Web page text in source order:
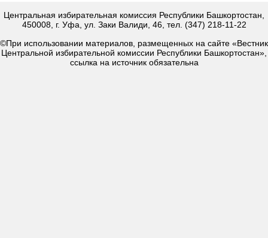
Центральная избирательная комиссия Республики Башкортостан,
450008, г. Уфа, ул. Заки Валиди, 46, тел. (347) 218-11-22
©При использовании материалов, размещенных на сайте «Вестник
Центральной избирательной комиссии Республики Башкортостан»,
ссылка на источник обязательна